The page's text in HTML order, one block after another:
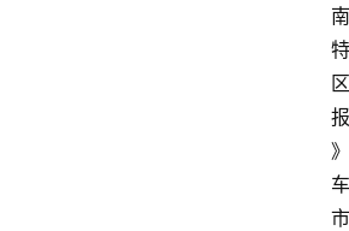
南
特
区
报
》
车
市